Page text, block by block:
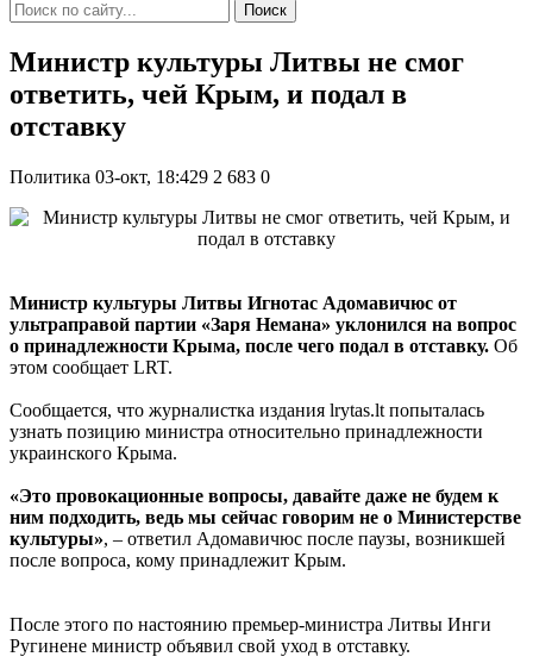
Поиск
Министр культуры Литвы не смог
ответить, чей Крым, и подал в
отставку
Политика 03-окт, 18:429 2 683 0
Министр культуры Литвы Игнотас Адомавичюс от
ультраправой партии «Заря Немана» уклонился на вопрос
о принадлежности Крыма, после чего подал в отставку. Об
этом сообщает LRT.
Сообщается, что журналистка издания lrytas.lt попыталась
узнать позицию министра относительно принадлежности
украинского Крыма.
«Это провокационные вопросы, давайте даже не будем к
ним подходить, ведь мы сейчас говорим не о Министерстве
культуры», – ответил Адомавичюс после паузы, возникшей
после вопроса, кому принадлежит Крым.
После этого по настоянию премьер-министра Литвы Инги
Ругинене министр объявил свой уход в отставку.